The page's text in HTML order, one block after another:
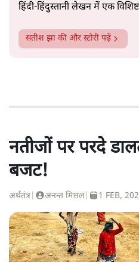
हिंदी‑हिंदुस्तानी लेखन में एक
सतीश झा की और स्टोरी पढ़ें
नतीजों पर परदे
बजट!
अर्थतंत्र अनन्त मित्तल| 1 FEB,